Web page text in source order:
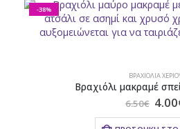
-38%
ΒΡΑΧΙΌΛΙΑ
Βραχιόλι μακραμέ
6.50€
was:
4.00